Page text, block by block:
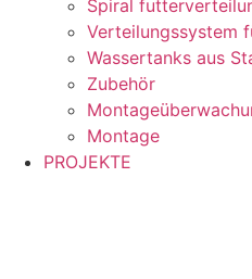
Spiral
Verteilungssystem
Wassertanks aus
Zubehör
Montage
PROJEKTE